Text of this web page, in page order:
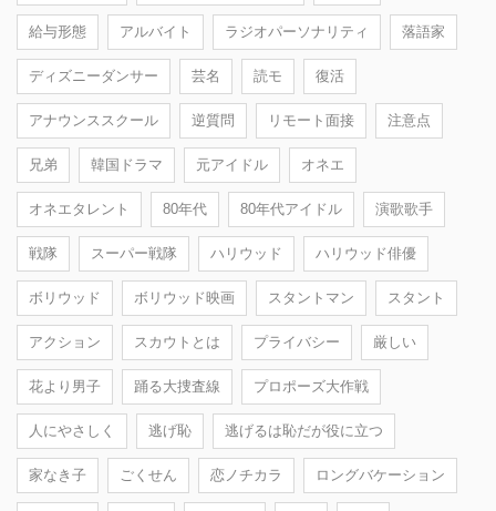
給与形態 アルバイト ラジオパーソナリティ 落語家
ディズニーダンサー 芸名 読モ 復活
アナウンススクール 逆質問 リモート面接 注意点
兄弟 韓国ドラマ 元アイドル オネエ
オネエタレント 80年代 80年代アイドル 演歌歌手
戦隊 スーパー戦隊 ハリウッド ハリウッド俳優
ボリウッド ボリウッド映画 スタントマン スタント
アクション スカウトとは プライバシー 厳しい
花より男子 踊る大捜査線 プロポーズ大作戦
人にやさしく 逃げ恥 逃げるは恥だが役に立つ
家なき子 ごくせん 恋ノチカラ ロングバケーション